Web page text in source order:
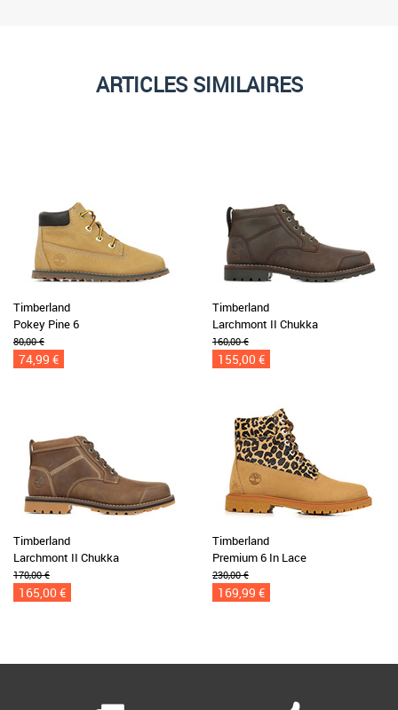
ARTICLES SIMILAIRES
Timberland
Pokey Pine 6
80,00 €
74,99 €
Timberland
Larchmont II Chukka
160,00 €
155,00 €
Timberland
Larchmont II Chukka
170,00 €
165,00 €
Timberland
Premium 6 In Lace
230,00 €
169,99 €